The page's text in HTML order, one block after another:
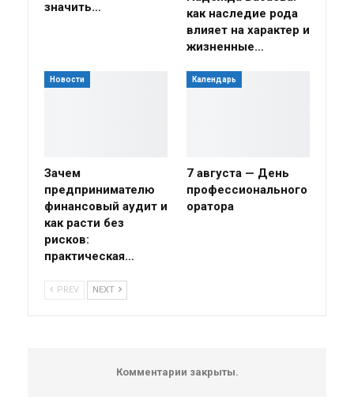
значить…
как наследие рода
влияет на характер и
жизненные…
Новости
Зачем
предпринимателю
финансовый аудит и
как расти без
рисков:
практическая…
Календарь
7 августа — День
профессионального
оратора
PREV NEXT
Комментарии закрыты.